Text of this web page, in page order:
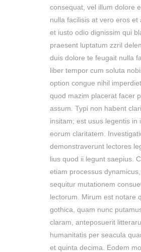
consequat, vel illum dolore
nulla facilisis at vero eros et
et iusto odio dignissim qui
praesent luptatum zzril
duis dolore te feugait nulla
liber tempor cum soluta
option congue nihil
quod mazim placerat facer
assum. Typi non habent
insitam; est usus legentis in
eorum claritatem.
demonstraverunt lectores
lius quod ii legunt saepius.
etiam processus
sequitur mutationem
lectorum. Mirum est notare
gothica, quam nunc
claram, anteposuerit
humanitatis per seacula
et quinta decima. Eodem